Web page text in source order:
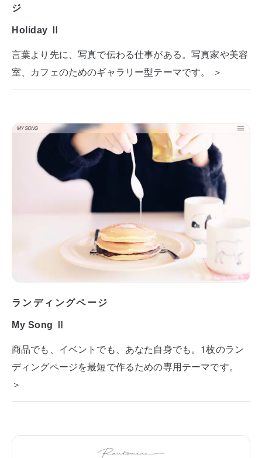
ジ
Holiday Ⅱ
言葉より先に、写真で伝わる仕事がある。写真家や美容
室、カフェのためのギャラリー型テーマです。 ＞
ランディングページ
My Song Ⅱ
商品でも、イベントでも、あなた自身でも。1枚のラン
ディングページを最短で作るための専用テーマです。
＞